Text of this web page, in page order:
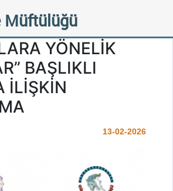
Müftülüğü
DİNİ
YÖNELİK
BAŞLIKLI
İLİŞKİN
13-02-2026